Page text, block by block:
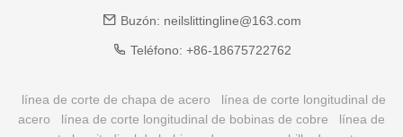
Buzón: neilslittingline@163.com
Teléfono: +86-18675722762
línea de corte de chapa de acero
línea de corte longitudinal de
acero
línea de corte longitudinal de bobinas de cobre
línea de